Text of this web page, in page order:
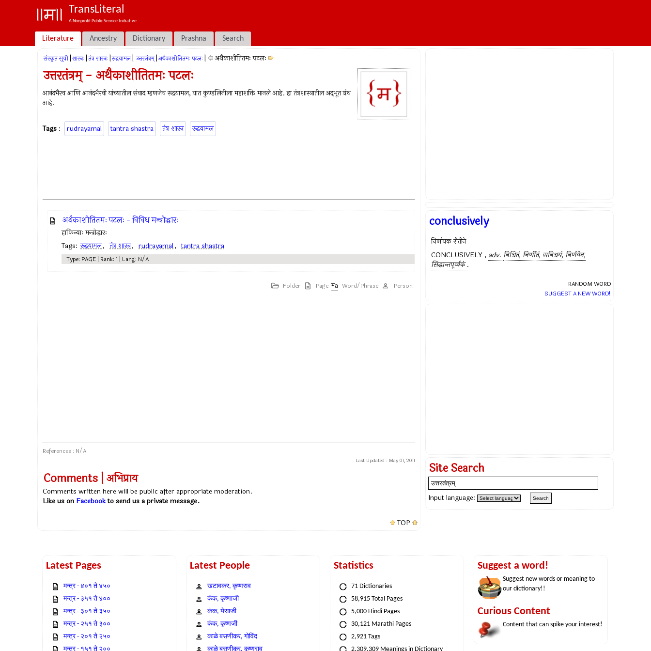
TransLiteral
A Nonprofit Public Service Initiative.
Literature Ancestry Dictionary Prashna Search
संस्कृत सूची शास्त्रः तंत्र शास्त्रः रूद्रयामल उत्तरतंत्रम् अथैकाशीतितमः पटलः अथैकाशीतितमः पटलः
उत्तरतंत्रम् - अथैकाशीतितमः पटलः
आनंदभैरव आणि आनंदभैरवी यांच्यातील संवाद म्हणजेच रूद्रयामल, यात कुण्डलिनीला महाशक्ति मानले आहे. हा तंत्रशास्त्रातील अद्‍भूत ग्रंथ
आहे.
Tags : rudrayamal tantra shastra तंत्र शास्त्र रूद्रयामल
अथैकाशीतितमः पटलः - विविध मन्त्रोद्धारः
हाकिन्याः मन्त्रोद्धारः
Tags: रूद्रयामल, तंत्र शास्त्र, rudrayamal, tantra shastra
Type: PAGE | Rank: 1 | Lang: N/A
Folder Page Word/Phrase Person
References : N/A
Last Updated : May 01, 2011
Comments | अभिप्राय
Comments written here will be public after appropriate moderation.
Like us on Facebookto send us a private message.
TOP
conclusively
निर्णायक रीतीने
CONCLUSIVELY , adv. निश्चितं, निर्णीतं, सनिश्चयं, निर्णयेन,
सिद्धान्तपूर्व्वकं .
RANDOM WORD
SUGGEST A NEW WORD!
Site Search
Input language:
Latest Pages
मन्त्र - ४०१ ते ४५०
मन्त्र - ३५१ ते ४००
मन्त्र - ३०१ ते ३५०
मन्त्र - २५१ ते ३००
मन्त्र - २०१ ते २५०
मन्त्र - १५१ ते २००
Latest People
खटावकर, कृष्णराव
कंक, कृष्णाजी
कंक, येसाजी
कंक, कृष्णजी
काळे बसणीकर, गोविंद
काळे बसणीकर, कृष्णराव
Statistics
71 Dictionaries
58,915 Total Pages
5,000 Hindi Pages
30,121 Marathi Pages
2,921 Tags
2,309,309 Meanings in Dictionary
Suggest a word!
Suggest new words or meaning to
our dictionary!!
Curious Content
Content that can spike your interest!